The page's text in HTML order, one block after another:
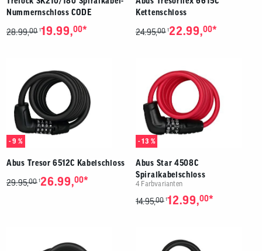
Nummernschloss CODE
28.99,00 119.99,00*
Kettenschloss
24.95,00 122.99,00*
- 9 %
Abus Tresor 6512C Kabelschloss
29.95,00 126.99,00*
- 13 %
Abus Star 4508C
Spiralkabelschloss
4 Farbvarianten
14.95,00 112.99,00*